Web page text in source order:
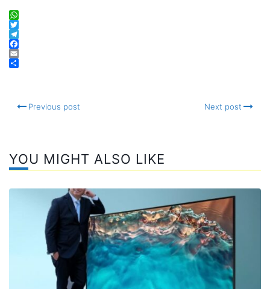
WhatsApp
Twitter
Telegram
Facebook
Email
Previous post Next post
YOU MIGHT ALSO LIKE